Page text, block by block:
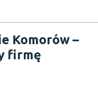
Komorów –
firmę